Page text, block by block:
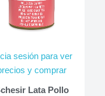
sesión para ver
y comprar
Lata Pollo